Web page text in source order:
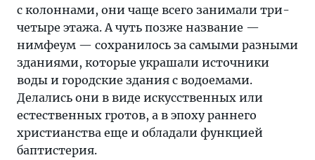
с колоннами, они чаще всего занимали три-
четыре этажа. А чуть позже название —
нимфеум — сохранилось за самыми разными
зданиями, которые украшали источники
воды и городские здания с водоемами.
Делались они в виде искусственных или
естественных гротов, а в эпоху раннего
христианства еще и обладали функцией
баптистерия.